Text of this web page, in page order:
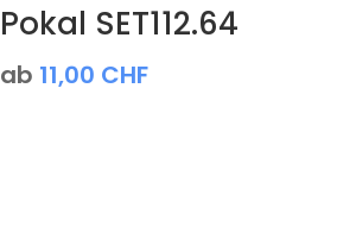
Pokal SET112.64
ab 11,00 CHF